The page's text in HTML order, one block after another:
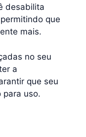
desabilita
que
mais.
no seu
a
que seu
para uso.